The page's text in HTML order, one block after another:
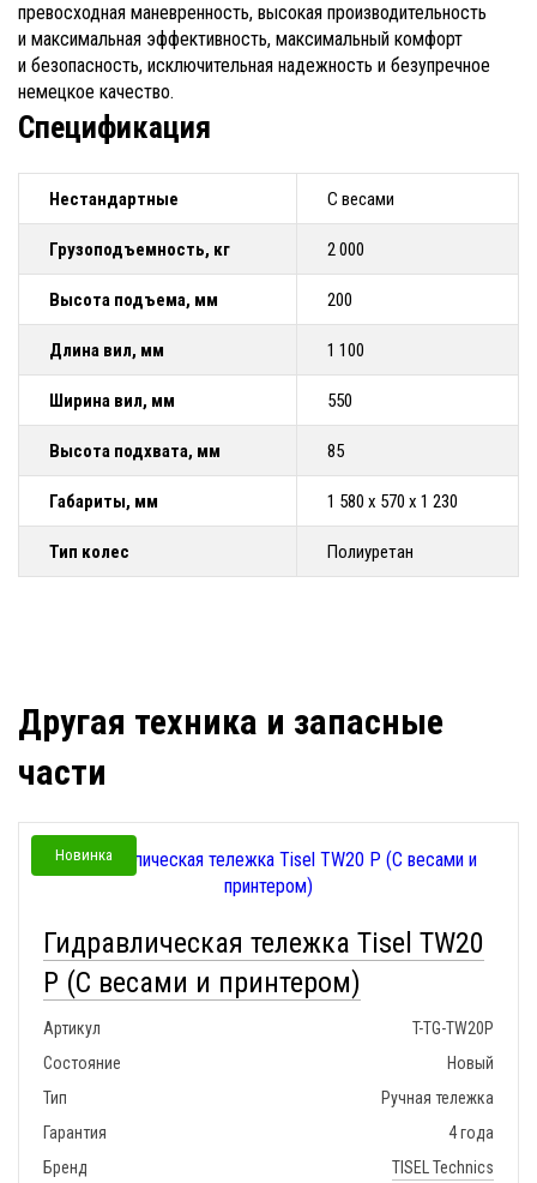
превосходная маневренность, высокая производительность
и максимальная эффективность, максимальный комфорт
и безопасность, исключительная надежность и безупречное
немецкое качество.
Спецификация
Нестандартные С весами
Грузоподъемность, кг 2 000
Высота подъема, мм 200
Длина вил, мм 1 100
Ширина вил, мм 550
Высота подхвата, мм 85
Габариты, мм 1 580 х 570 х 1 230
Тип колес Полиуретан
Другая техника и запасные
части
Новинка
Гидравлическая тележка Tisel TW20
P (С весами и принтером)
Артикул
T-TG-TW20P
Состояние
Новый
Тип
Ручная тележка
Гарантия
4 года
Бренд
TISEL Technics